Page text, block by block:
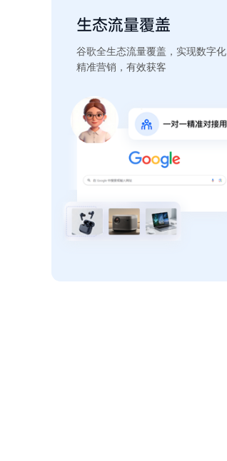
生态流量覆盖
谷歌全生态流量覆盖，实现数字化
精准营销，有效获客